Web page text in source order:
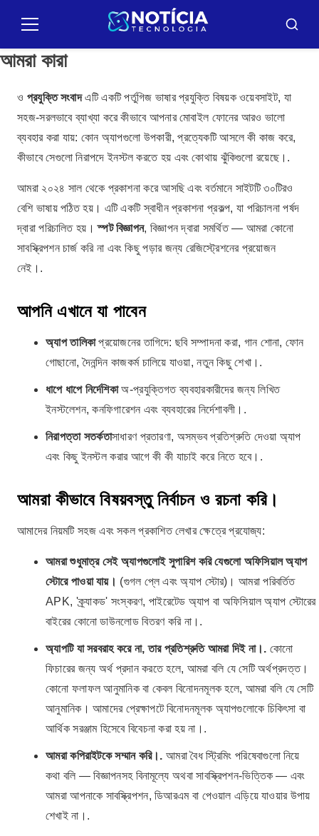
para
conteúdo
মেনু বাসকার
আমরা কারা
ও প্রযুক্তি সংবাদএটি একটি পর্তুগিজ ভাষার প্রযুক্তি বিষয়ক ওয়েবসাইট, যা
সহজ-সরলভাবে ব্যাখ্যা করে কীভাবে আপনার মোবাইল ফোনের আরও ভালো
ব্যবহার করা যায়: কোন অ্যাপগুলো উপকারী, প্রত্যেকটি আসলে কী কাজ করে,
কীভাবে সেগুলো নিরাপদে ইনস্টল করতে হয় এবং কোথায় ঝুঁকিগুলো রয়েছে।.
আমরা ২০২৪ সাল থেকে প্রকাশনা করে আসছি এবং বর্তমানে সাইটটি ৩০টিরও
বেশি ভাষায় পঠিত হয়। এটি একটি স্বাধীন প্রকাশনা প্রকল্প, যা পরিচালনা পর্ষদ
দ্বারা পরিচালিত হয়।স্পট বিজ্ঞাপন, বিজ্ঞাপন দ্বারা সমর্থিত — আমরা কোনো
সাবস্ক্রিপশন চার্জ করি না এবং কিছু পড়ার জন্য রেজিস্ট্রেশনের প্রয়োজন
নেই।.
আপনি এখানে যা পাবেন
অ্যাপ তালিকাপ্রয়োজনের তাগিদে: ছবি সম্পাদনা করা, গান শোনা, ফোন
গোছানো, দৈনন্দিন কাজকর্ম চালিয়ে যাওয়া, নতুন কিছু শেখা।.
ধাপে ধাপে নির্দেশিকাঅ-প্রযুক্তিগত ব্যবহারকারীদের জন্য লিখিত
ইনস্টলেশন, কনফিগারেশন এবং ব্যবহারের নির্দেশাবলী।.
নিরাপত্তা সতর্কতাসাধারণ প্রতারণা, অসম্ভব প্রতিশ্রুতি দেওয়া অ্যাপ
এবং কিছু ইনস্টল করার আগে কী কী যাচাই করে নিতে হবে।.
আমরা কীভাবে বিষয়বস্তু নির্বাচন ও রচনা করি।
আমাদের নিয়মটি সহজ এবং সকল প্রকাশিত লেখার ক্ষেত্রে প্রযোজ্য:
আমরা শুধুমাত্র সেই অ্যাপগুলোই সুপারিশ করি যেগুলো অফিসিয়াল অ্যাপ
স্টোরে পাওয়া যায়। (গুগল প্লে এবং অ্যাপ স্টোর)। আমরা পরিবর্তিত
APK, 'ক্র্যাকড' সংস্করণ, পাইরেটেড অ্যাপ বা অফিসিয়াল অ্যাপ স্টোরের
বাইরের কোনো ডাউনলোড বিতরণ করি না।.
অ্যাপটি যা সরবরাহ করে না, তার প্রতিশ্রুতি আমরা দিই না।. কোনো
ফিচারের জন্য অর্থ প্রদান করতে হলে, আমরা বলি যে সেটি অর্থপ্রদত্ত।
কোনো ফলাফল আনুমানিক বা কেবল বিনোদনমূলক হলে, আমরা বলি যে সেটি
আনুমানিক। আমাদের প্রেক্ষাপটে বিনোদনমূলক অ্যাপগুলোকে চিকিৎসা বা
আর্থিক সরঞ্জাম হিসেবে বিবেচনা করা হয় না।.
আমরা কপিরাইটকে সম্মান করি।. আমরা বৈধ স্ট্রিমিং পরিষেবাগুলো নিয়ে
কথা বলি — বিজ্ঞাপনসহ বিনামূল্যে অথবা সাবস্ক্রিপশন-ভিত্তিক — এবং
আমরা আপনাকে সাবস্ক্রিপশন, ডিআরএম বা পেওয়াল এড়িয়ে যাওয়ার উপায়
শেখাই না।.